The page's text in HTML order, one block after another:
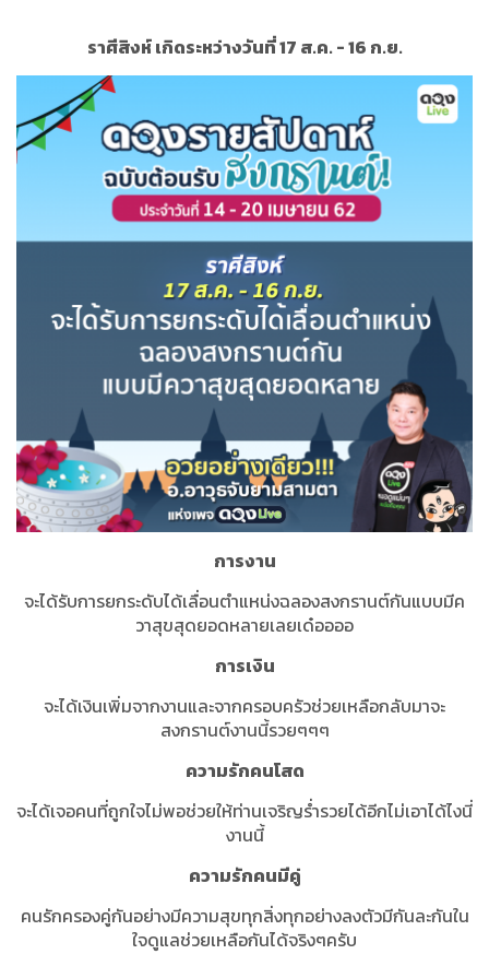
ราศีสิงห์ เกิดระหว่างวันที่ 17 ส.ค. - 16 ก.ย.
การงาน
จะได้รับการยกระดับได้เลื่อนตำแหน่งฉลองสงกรานต์กันแบบมีค
วาสุขสุดยอดหลายเลยเด๋ออออ
การเงิน
จะได้เงินเพิ่มจากงานและจากครอบครัวช่วยเหลือกลับมาจะ
สงกรานต์งานนี้รวยๆๆๆ
ความรักคนโสด
จะได้เจอคนที่ถูกใจไม่พอช่วยให้ท่านเจริญร่ำรวยได้อีกไม่เอาได้ไงนี่
งานนี้
ความรักคนมีคู่
คนรักครองคู่กันอย่างมีความสุขทุกสิ่งทุกอย่างลงตัวมีกันละกันใน
ใจดูแลช่วยเหลือกันได้จริงๆครับ